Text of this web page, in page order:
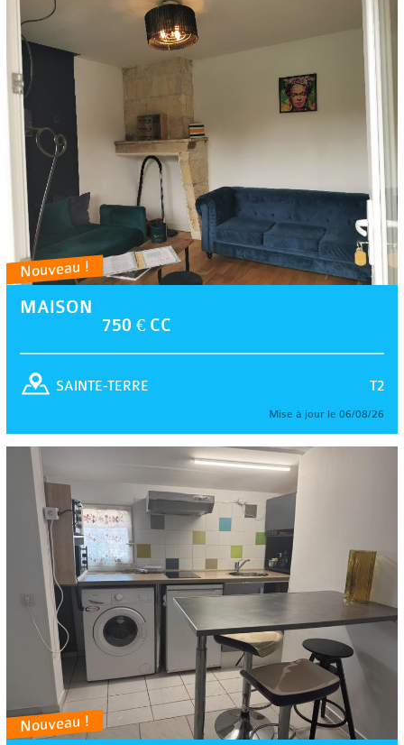
Nouveau !
MAISON
750 € CC
T2
SAINTE-TERRE
Mise à jour le 06/08/26
Nouveau !